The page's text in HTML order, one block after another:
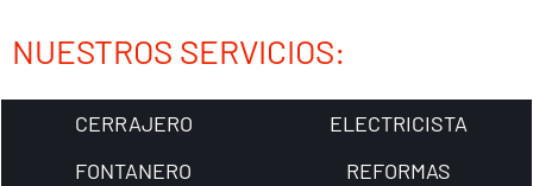
NUESTROS SERVICIOS:
CERRAJERO
ELECTRICISTA
FONTANERO
REFORMAS